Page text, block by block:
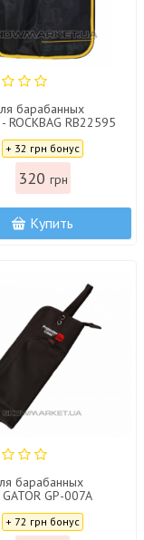
барабанных
ROCKBAG RB22595
+ 32 грн бонус
320 грн
Купить
барабанных
GP-007A
+ 72 грн бонус